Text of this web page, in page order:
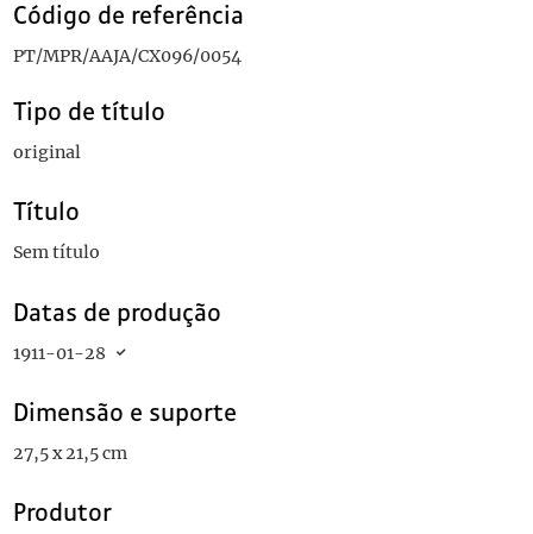
Código de referência
PT/MPR/AAJA/CX096/0054
Tipo de título
original
Título
Sem título
Datas de produção
1911-01-28
Dimensão e suporte
27,5 x 21,5 cm
Produtor